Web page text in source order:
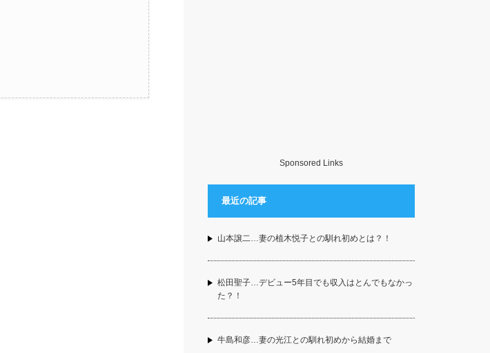
Sponsored Links
最近の記事
山本譲二…妻の植木悦子との馴れ初めとは？！
松田聖子…デビュー5年目でも収入はとんでもなかっ
た？！
牛島和彦…妻の光江との馴れ初めから結婚まで